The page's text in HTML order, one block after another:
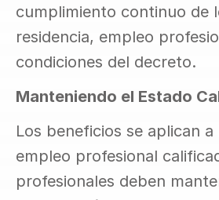
cumplimiento continuo de
residencia, empleo
condiciones del decreto.
Manteniendo el Estado
Los beneficios se aplican
empleo profesional
profesionales deben